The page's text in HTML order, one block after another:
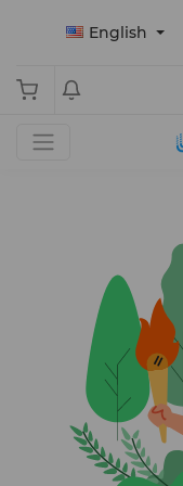
English